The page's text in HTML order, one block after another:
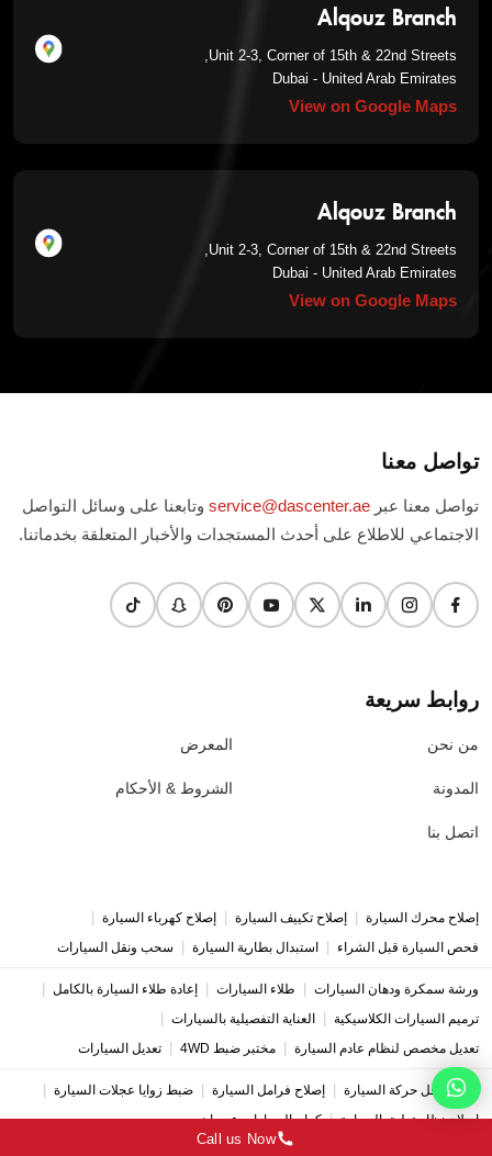
Alqouz Branch
Unit 2-3, Corner of 15th & 22nd Streets,
Dubai - United Arab Emirates
View on Google Maps
Alqouz Branch
Unit 2-3, Corner of 15th & 22nd Streets,
Dubai - United Arab Emirates
View on Google Maps
تواصل معنا
تواصل معنا عبر service@dascenter.ae وتابعنا على وسائل التواصل
الاجتماعي للاطلاع على أحدث المستجدات والأخبار المتعلقة بخدماتنا.
روابط سريعة
من نحن
المدونة
اتصل بنا
المعرض
الشروط & الأحكام
إصلاح محرك السيارة إصلاح تكييف السيارة إصلاح كهرباء السيارة
فحص السيارة قبل الشراء استبدال بطارية السيارة سحب ونقل السيارات
ورشة سمكرة ودهان السيارات طلاء السيارات إعادة طلاء السيارة بالكامل
ترميم السيارات الكلاسيكية العناية التفصيلية بالسيارات
تعديل مخصص لنظام عادم السيارة مختبر ضبط 4WD تعديل السيارات
إصلاح ناقل حركة السيارة إصلاح فرامل السيارة ضبط زوايا عجلات السيارة
إصلاح نظام تعليق السيارة | كراج السيارات عجمان
Call us Now